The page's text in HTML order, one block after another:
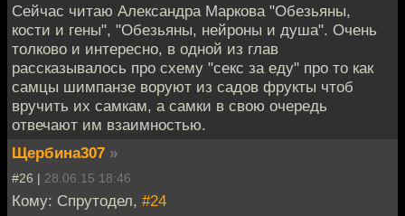
Сейчас читаю Александра Маркова "Обезьяны,
кости и гены", "Обезьяны, нейроны и душа". Очень
толково и интересно, в одной из глав
рассказывалось про схему "секс за еду" про то как
самцы шимпанзе воруют из садов фрукты чтоб
вручить их самкам, а самки в свою очередь
отвечают им взаимностью.
Щербина307 »
#26 | 28.06.15 18:46
Кому: Спрутодел, #24